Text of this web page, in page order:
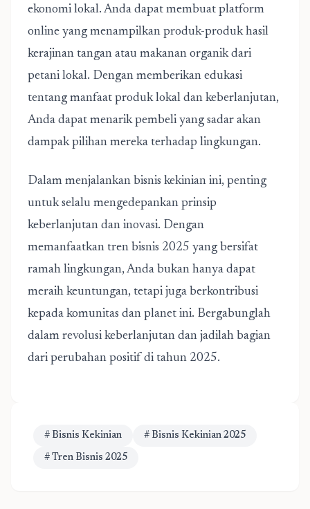
ekonomi lokal. Anda dapat membuat platform
online yang menampilkan produk-produk hasil
kerajinan tangan atau makanan organik dari
petani lokal. Dengan memberikan edukasi
tentang manfaat produk lokal dan keberlanjutan,
Anda dapat menarik pembeli yang sadar akan
dampak pilihan mereka terhadap lingkungan.
Dalam menjalankan bisnis kekinian ini, penting
untuk selalu mengedepankan prinsip
keberlanjutan dan inovasi. Dengan
memanfaatkan tren bisnis 2025 yang bersifat
ramah lingkungan, Anda bukan hanya dapat
meraih keuntungan, tetapi juga berkontribusi
kepada komunitas dan planet ini. Bergabunglah
dalam revolusi keberlanjutan dan jadilah bagian
dari perubahan positif di tahun 2025.
# Bisnis Kekinian # Bisnis Kekinian 2025
# Tren Bisnis 2025